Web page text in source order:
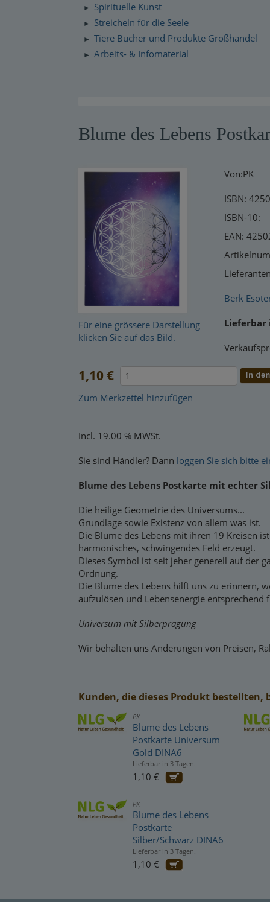
► Spirituelle Kunst
► Streicheln für die Seele
► Tiere Bücher und Produkte Großhandel
► Arbeits- & Infomaterial
Schnelllager
Kataloge
Blume des Lebens
Für eine grössere Darstellung
klicken Sie auf das Bild.
Von:PK
ISBN:
ISBN-10:
EAN:
Berk
Lieferbar
1,10 €
Zum Merkzettel hinzufügen
Incl. 19.00 % MWSt.
Sie sind Händler? Dann loggen Sie sich bitte
Blume des Lebens Postkarte mit echter
Die heilige Geometrie des Universums...
Grundlage sowie Existenz von allem was ist.
Die Blume des Lebens mit ihren 19 Kreisen
harmonisches, schwingendes Feld erzeugt.
Dieses Symbol ist seit jeher generell auf der
Ordnung.
Die Blume des Lebens hilft uns zu erinnern,
aufzulösen und Lebensenergie entsprechend
Universum mit Silberprägung
Wir behalten uns Änderungen von Preisen,
Kunden, die dieses Produkt bestellten,
PK
Blume des Lebens
Postkarte Universum
Gold DINA6
Lieferbar in 3 Tagen.
1,10 €
PK
Blume des Lebens
Postkarte
Silber/Schwarz DINA6
Lieferbar in 3 Tagen.
1,10 €